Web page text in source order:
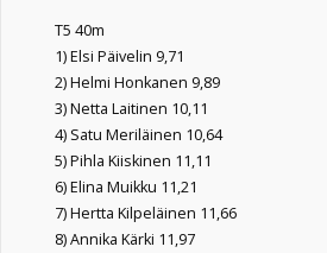
T5 40m
1) Elsi Päivelin 9,71
2) Helmi Honkanen 9,89
3) Netta Laitinen 10,11
4) Satu Meriläinen 10,64
5) Pihla Kiiskinen 11,11
6) Elina Muikku 11,21
7) Hertta Kilpeläinen 11,66
8) Annika Kärki 11,97